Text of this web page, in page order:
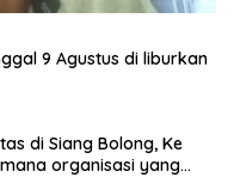
9 Agustus di liburkan
di Siang Bolong, Ke
organisasi yang